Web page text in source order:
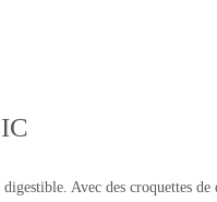
Avec des croquettes de